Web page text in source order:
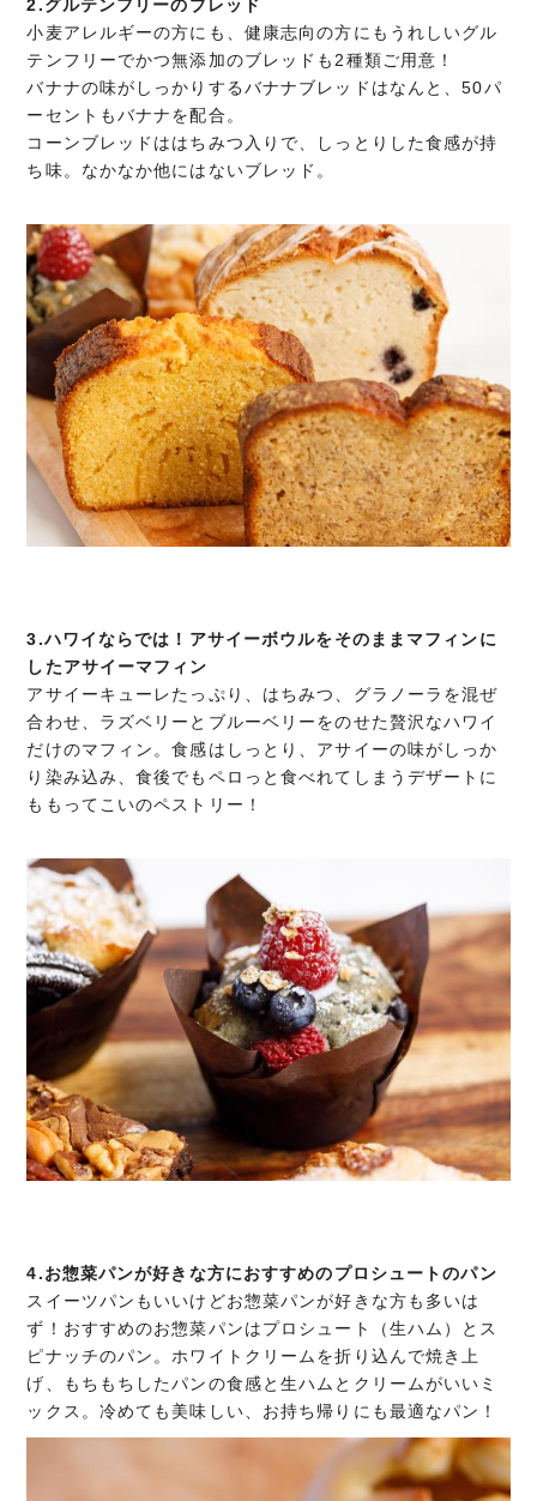
2.グルテンフリーのブレッド
小麦アレルギーの方にも、健康志向の方にもうれしいグル
テンフリーでかつ無添加のブレッドも2種類ご用意！
バナナの味がしっかりするバナナブレッドはなんと、50パ
ーセントもバナナを配合。
コーンブレッドははちみつ入りで、しっとりした食感が持
ち味。なかなか他にはないブレッド。
3.ハワイならでは！アサイーボウルをそのままマフィンに
したアサイーマフィン
アサイーキューレたっぷり、はちみつ、グラノーラを混ぜ
合わせ、ラズベリーとブルーベリーをのせた贅沢なハワイ
だけのマフィン。食感はしっとり、アサイーの味がしっか
り染み込み、食後でもペロっと食べれてしまうデザートに
ももってこいのペストリー！
4.お惣菜パンが好きな方におすすめのプロシュートのパン
スイーツパンもいいけどお惣菜パンが好きな方も多いは
ず！おすすめのお惣菜パンはプロシュート（生ハム）とス
ピナッチのパン。ホワイトクリームを折り込んで焼き上
げ、もちもちしたパンの食感と生ハムとクリームがいいミ
ックス。冷めても美味しい、お持ち帰りにも最適なパン！